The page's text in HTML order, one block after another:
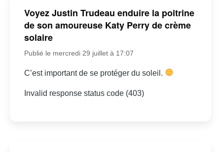
Voyez Justin Trudeau enduire la poitrine
de son amoureuse Katy Perry de crème
solaire
Publié le mercredi 29 juillet à 17:07
C’est important de se protéger du soleil.
Invalid response status code (403)